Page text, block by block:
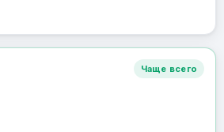
Чаще всего